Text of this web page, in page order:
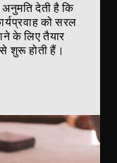
देती है कि
को सरल
के लिए तैयार
शुरू होती हैं।